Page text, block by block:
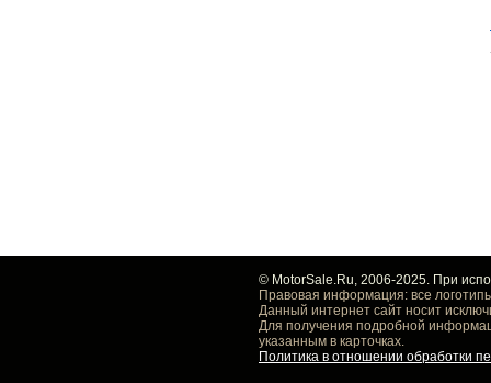
© MotorSale.Ru, 2006-2025. При
Правовая информация: все
Данный интернет сайт носит
Для получения подробной
указанным в карточках.
Политика в отношении обработки